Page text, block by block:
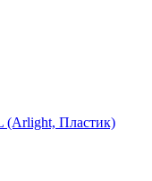
(Arlight, Пластик)